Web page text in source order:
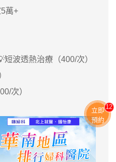
萬+
波透熱治療（400/次）
次）
立即
預約
13